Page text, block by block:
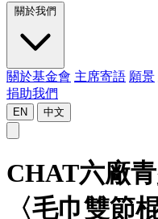
關於基金會 主席寄語 願景
捐助我們
EN 中文
CHAT六廠
〈毛巾雙節